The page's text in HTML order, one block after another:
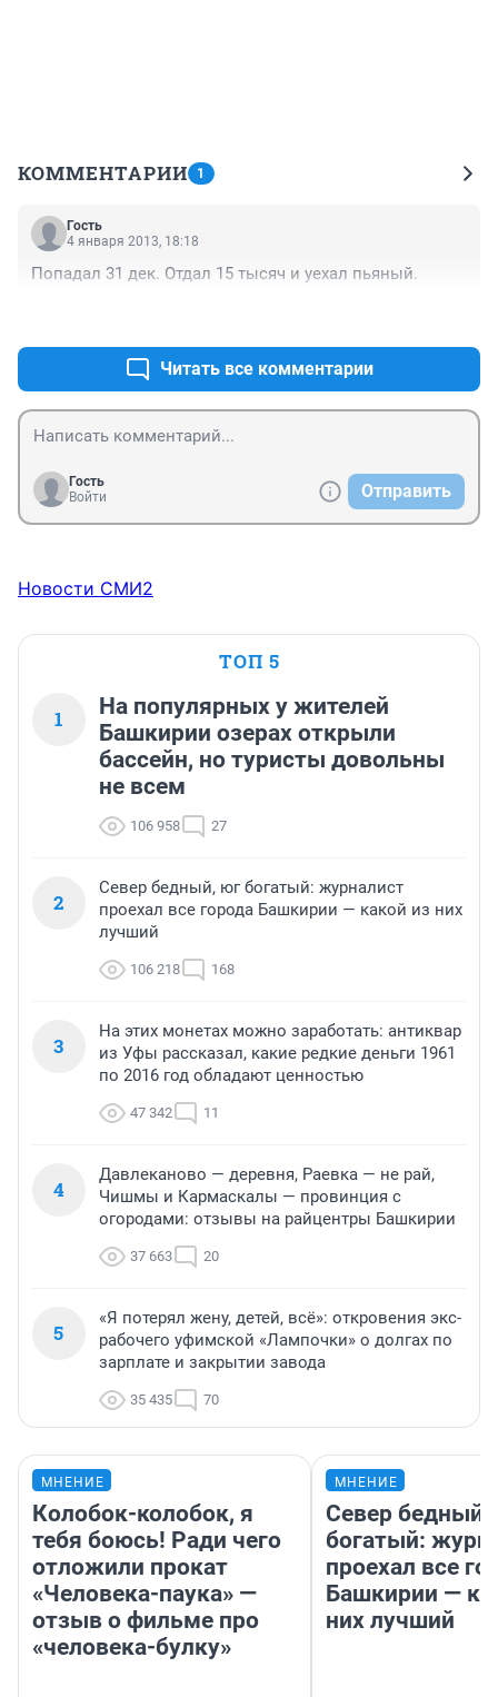
КОММЕНТАРИИ 1
Гость
4 января 2013, 18:18
Попадал 31 дек. Отдал 15 тысяч и уехал пьяный.
Читать все комментарии
Гость
Войти
Отправить
Новости СМИ2
ТОП 5
1
На популярных у жителей
Башкирии озерах открыли
бассейн, но туристы довольны
не всем
106 958 27
2
Север бедный, юг богатый: журналист
проехал все города Башкирии — какой из них
лучший
106 218 168
3
На этих монетах можно заработать: антиквар
из Уфы рассказал, какие редкие деньги 1961
по 2016 год обладают ценностью
47 342 11
4
Давлеканово — деревня, Раевка — не рай,
Чишмы и Кармаскалы — провинция с
огородами: отзывы на райцентры Башкирии
37 663 20
5
«Я потерял жену, детей, всё»: откровения экс-
рабочего уфимской «Лампочки» о долгах по
зарплате и закрытии завода
35 435 70
МНЕНИЕ
Колобок-колобок, я
тебя боюсь! Ради чего
отложили прокат
«Человека-паука» —
отзыв о фильме про
«человека-булку»
МНЕНИЕ
Север бедный,
богатый:
проехал все
Башкирии —
них лучший